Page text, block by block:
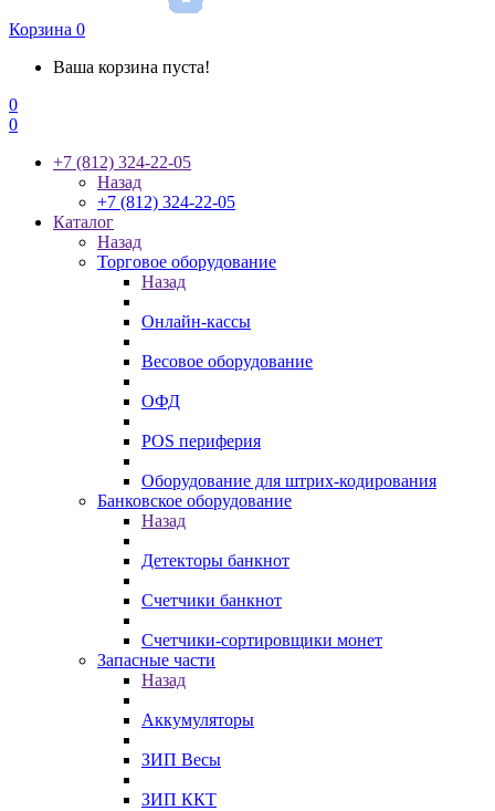
Корзина 0
Ваша корзина пуста!
0
0
+7 (812) 324-22-05
Назад
+7 (812) 324-22-05
Каталог
Назад
Торговое оборудование
Назад
Онлайн-кассы
Весовое оборудование
ОФД
POS периферия
Оборудование для штрих-кодирования
Банковское оборудование
Назад
Детекторы банкнот
Счетчики банкнот
Счетчики-сортировщики монет
Запасные части
Назад
Аккумуляторы
ЗИП Весы
ЗИП ККТ